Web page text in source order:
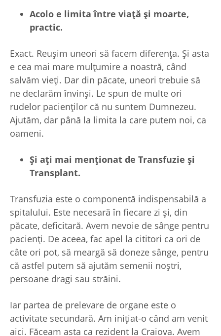
Acolo e limita între viață și moarte,
practic.
Exact. Reușim uneori să facem diferența. Și asta
e cea mai mare mulțumire a noastră, când
salvăm vieți. Dar din păcate, uneori trebuie să
ne declarăm învinși. Le spun de multe ori
rudelor pacienților că nu suntem Dumnezeu.
Ajutăm, dar până la limita la care putem noi, ca
oameni.
Și ați mai menționat de Transfuzie și
Transplant.
Transfuzia este o componentă indispensabilă a
spitalului. Este necesară în fiecare zi și, din
păcate, deficitară. Avem nevoie de sânge pentru
pacienți. De aceea, fac apel la cititori ca ori de
câte ori pot, să meargă să doneze sânge, pentru
că astfel putem să ajutăm semenii noștri,
persoane dragi sau străini.
Iar partea de prelevare de organe este o
activitate secundară. Am inițiat-o când am venit
aici. Făceam asta ca rezident la Craiova. Avem